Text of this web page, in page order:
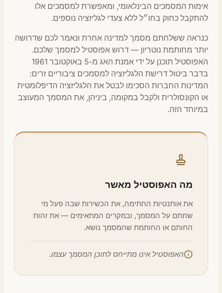
המסמכים הבינלאומי, ומאפשרת למסמכים אלו
כחוק בחו״ל ללא צעדי לגליזציה נוספים.
ששלחתם מסמך למדינה אחרת ונאמר לכם שדרושה
מחותמת נוטריון — דרוש אפוסטיל למסמך שלכם.
האפוסטיל תוכנן על ידי אמנת האג מ-5 באוקטובר 1961
ביטול דרישת הלגליזציה למסמכים ציבוריים זרים:
החברות הסכימו לבטל את הלגליזציה הדיפלומטית
הקונסולרית ולקבל במקומה, ביניהן, את המסמך המעוצב
הזה.
מה האפוסטיל מאשר
את אותנטיות החתימה, את הכשירות שבה פעל מי
שחתם על המסמך, ובמקרים המתאימים — את זהות
החותם או החותמת שהמסמך נושא.
האפוסטיל אינו מתייחס לתוכן המסמך עצמו.